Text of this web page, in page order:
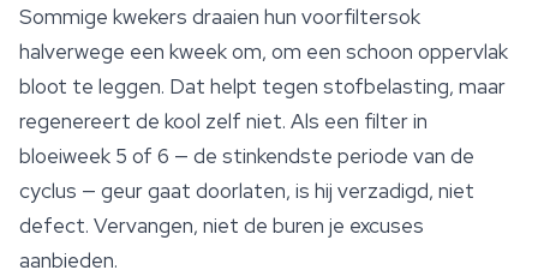
Sommige kwekers draaien hun voorfiltersok
halverwege een kweek om, om een schoon oppervlak
bloot te leggen. Dat helpt tegen stofbelasting, maar
regenereert de kool zelf niet. Als een filter in
bloeiweek 5 of 6 — de stinkendste periode van de
cyclus — geur gaat doorlaten, is hij verzadigd, niet
defect. Vervangen, niet de buren je excuses
aanbieden.